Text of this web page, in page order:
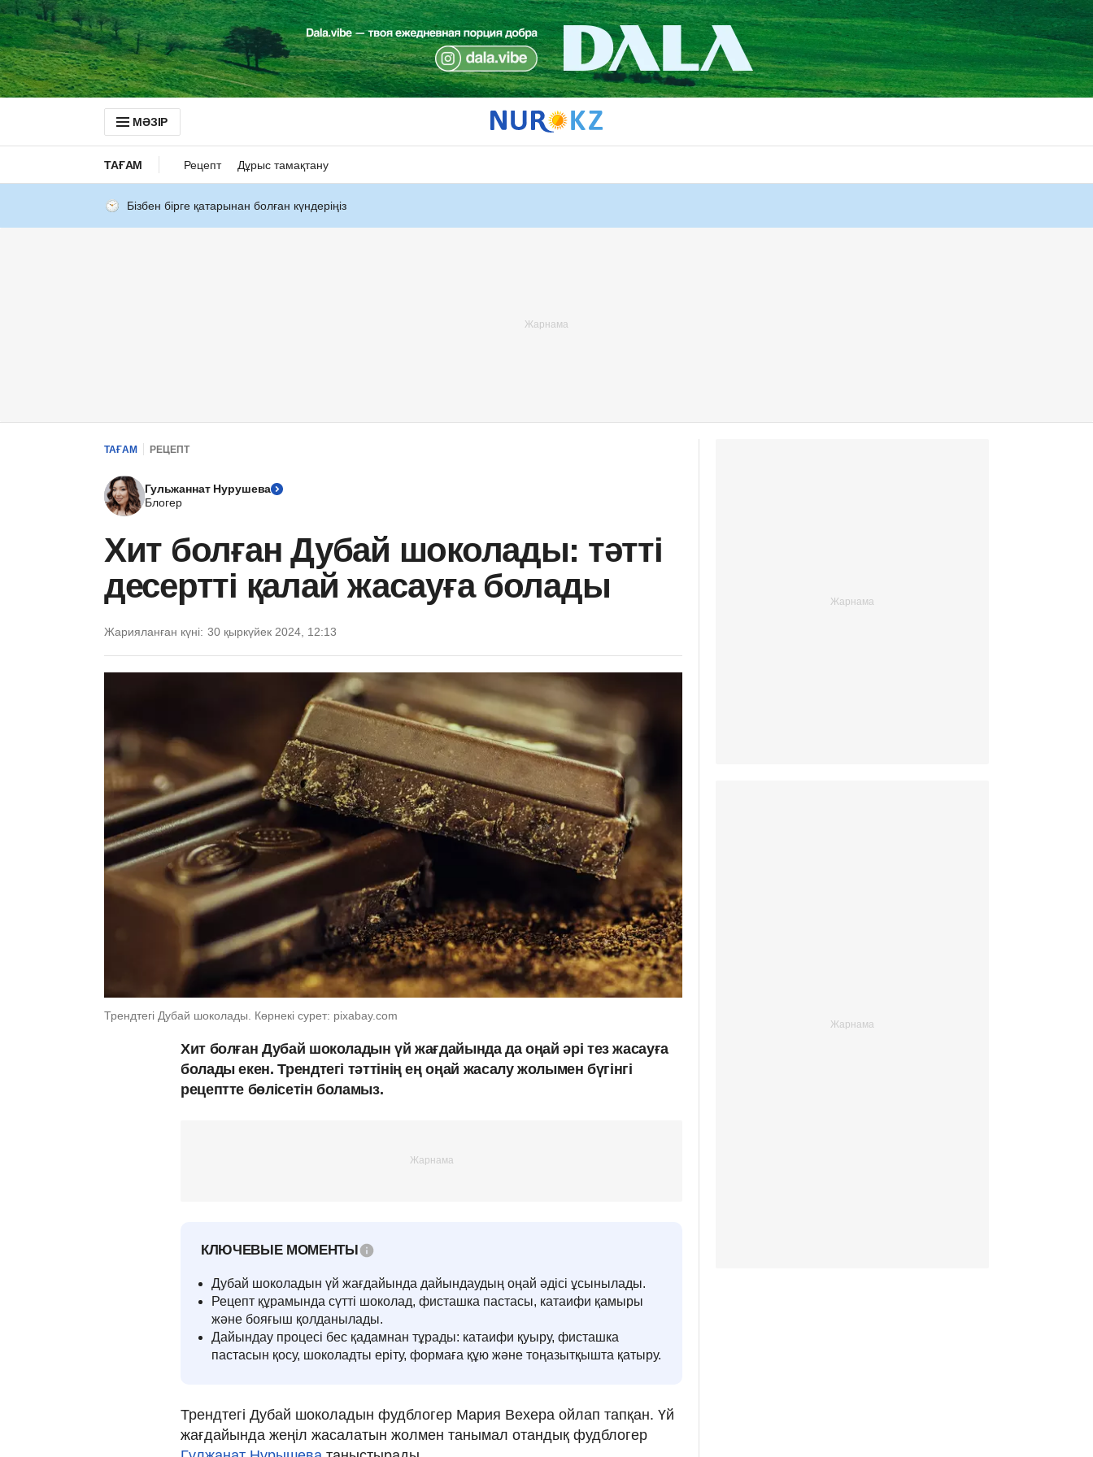
МӘЗІР
ТАҒАМ Рецепт Дұрыс тамақтану
Бізбен бірге қатарынан болған күндеріңіз
ТАҒАМ РЕЦЕПТ
Гульжаннат Нурушева
Блогер
Хит болған Дубай шоколады: тәтті
десертті қалай жасауға болады
Жарияланған күні: 30 қыркүйек 2024, 12:13
Трендтегі Дубай шоколады. Көрнекі сурет: pixabay.com
Хит болған Дубай шоколадын үй жағдайында да оңай әрі тез жасауға
болады екен. Трендтегі тәттінің ең оңай жасалу жолымен бүгінгі
рецептте бөлісетін боламыз.
КЛЮЧЕВЫЕ МОМЕНТЫ
Дубай шоколадын үй жағдайында дайындаудың оңай әдісі ұсынылады.
Рецепт құрамында сүтті шоколад, фисташка пастасы, катаифи қамыры
және бояғыш қолданылады.
Дайындау процесі бес қадамнан тұрады: катаифи қуыру, фисташка
пастасын қосу, шоколадты еріту, формаға құю және тоңазытқышта қатыру.
Трендтегі Дубай шоколадын фудблогер Мария Вехера ойлап тапқан. Үй
жағдайында жеңіл жасалатын жолмен танымал отандық фудблогер